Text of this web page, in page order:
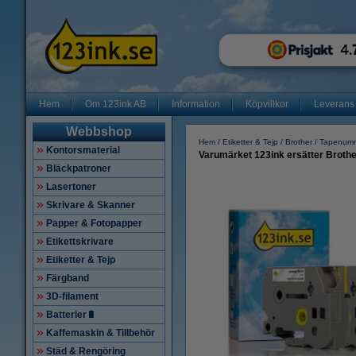
Hem Om 123ink AB Information Köpvillkor Leverans
Webbshop
Kontorsmaterial
Bläckpatroner
Lasertoner
Skrivare & Skanner
Papper & Fotopapper
Etikettskrivare
Etiketter & Tejp
Färgband
3D-filament
Batterier🔋
Kaffemaskin & Tillbehör
Städ & Rengöring
Hem Etiketter & Tejp Brother
Varumärket 123ink ersätter